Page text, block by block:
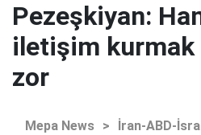
Pezeşkiyan:
iletişim kurmak
zor
Mepa News > İran-ABD-